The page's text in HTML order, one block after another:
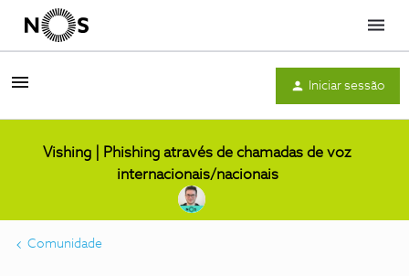
Menu
Iniciar sessão
Vishing | Phishing através de chamadas de voz
internacionais/nacionais
Comunidade